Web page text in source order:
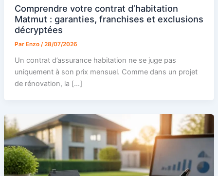
Comprendre votre contrat d’habitation
Matmut : garanties, franchises et exclusions
décryptées
Par Enzo /28/07/2026
Un contrat d’assurance habitation ne se juge pas
uniquement à son prix mensuel. Comme dans un projet
de rénovation, la […]